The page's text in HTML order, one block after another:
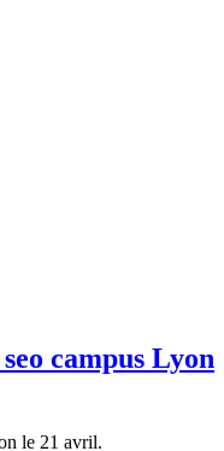
campus Lyon
le 21 avril.